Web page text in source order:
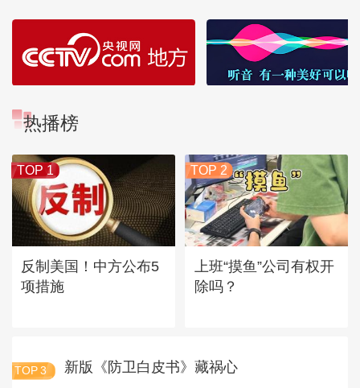
热播榜
TOP 1
反制美国！中方公布5
项措施
TOP 2
上班“摸鱼”公司有权开
除吗？
TOP 3 新版《防卫白皮书》藏祸心